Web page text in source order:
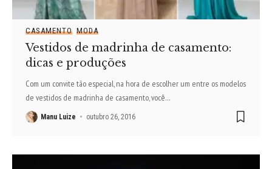
CASAMENTO MODA
Vestidos de madrinha de casamento:
dicas e produções
Com um convite tão especial, na hora de escolher um entre os modelos
de vestidos de madrinha de casamento, você…
Manu Luize outubro 26, 2016